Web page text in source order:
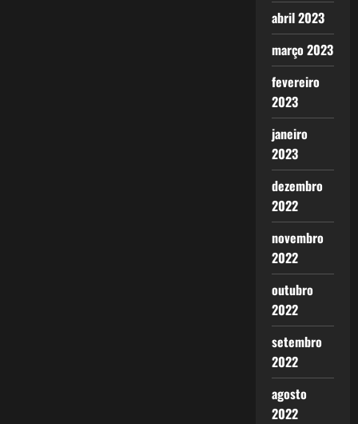
abril 2023
março 2023
fevereiro
2023
janeiro
2023
dezembro
2022
novembro
2022
outubro
2022
setembro
2022
agosto
2022